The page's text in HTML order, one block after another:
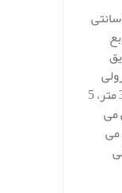
قیمت عایق پشم سنگ پتویی 3 سانتی
3 سانت 100 رولی
انجام می شود و متراژ هر رول 3 متر، 5
می